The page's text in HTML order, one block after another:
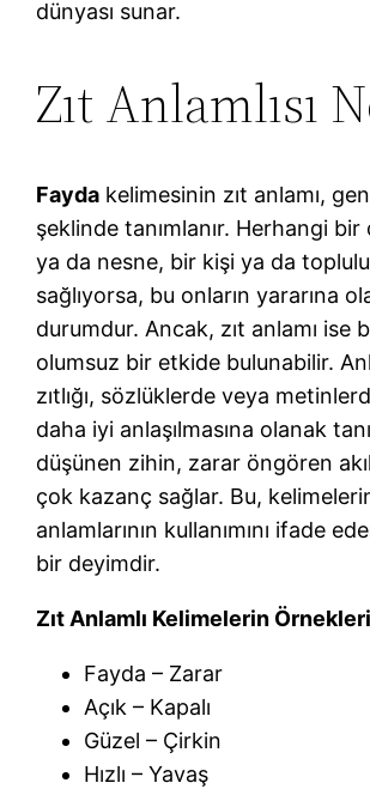
dünyası sunar.
Zıt Anlamlısı
Fayda kelimesinin zıt anlamı,
şeklinde tanımlanır. Herhangi
ya da nesne, bir kişi ya da
sağlıyorsa, bu onların yararına
durumdur. Ancak, zıt anlamı ise
olumsuz bir etkide bulunabilir.
zıtlığı, sözlüklerde veya
daha iyi anlaşılmasına olanak
düşünen zihin, zarar öngören
çok kazanç sağlar. Bu,
anlamlarının kullanımını ifade
bir deyimdir.
Zıt Anlamlı Kelimelerin Örnekleri
Fayda – Zarar
Açık – Kapalı
Güzel – Çirkin
Hızlı – Yavaş